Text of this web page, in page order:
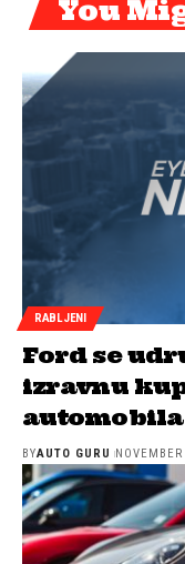
You
RABLJENI
Ford se
izravnu
automobila
BYAUTO GURU